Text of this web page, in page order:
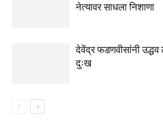
नेत्यावर साधला निशाणा
देवेंद्र फडणवीसांनी
दुःख